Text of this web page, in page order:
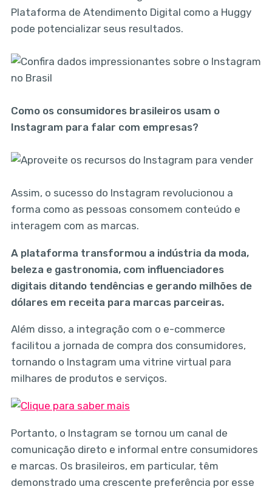
Plataforma de Atendimento Digital como a Huggy
pode potencializar seus resultados.
Como os consumidores brasileiros usam o
Instagram para falar com empresas?
Assim, o sucesso do Instagram revolucionou a
forma como as pessoas consomem conteúdo e
interagem com as marcas.
A plataforma transformou a indústria da moda,
beleza e gastronomia, com influenciadores
digitais ditando tendências e gerando milhões de
dólares em receita para marcas parceiras.
Além disso, a integração com o e-commerce
facilitou a jornada de compra dos consumidores,
tornando o Instagram uma vitrine virtual para
milhares de produtos e serviços.
Portanto, o Instagram se tornou um canal de
comunicação direto e informal entre consumidores
e marcas. Os brasileiros, em particular, têm
demonstrado uma crescente preferência por esse